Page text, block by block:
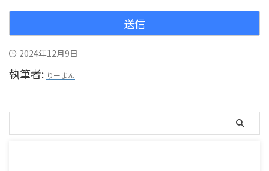
2024年12月9日
執筆者: りーまん